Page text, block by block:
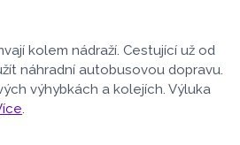
kolem nádraží. Cestující už od
náhradní autobusovou dopravu.
výhybkách a kolejích. Výluka